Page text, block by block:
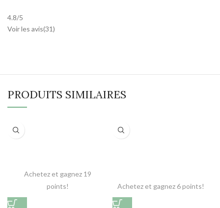
4.8/5
Voir les avis(31)
PRODUITS SIMILAIRES
Achetez et gagnez 19
points!
Achetez et gagnez 6 points!